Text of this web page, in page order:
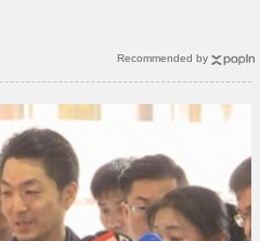
Recommended by